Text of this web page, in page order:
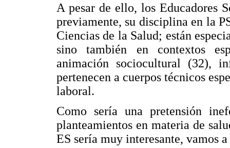
A pesar de ello, los Educadores
previamente, su disciplina en la
Ciencias de la Salud; están
sino también en contextos
animación sociocultural (32),
pertenecen a cuerpos técnicos
laboral.
Como sería una pretensión
planteamientos en materia de
ES sería muy interesante, vamos